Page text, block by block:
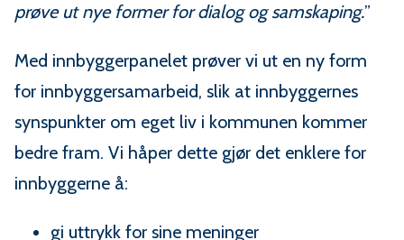
prøve ut nye former for dialog og samskaping.”
Med innbyggerpanelet prøver vi ut en ny form
for innbyggersamarbeid, slik at innbyggernes
synspunkter om eget liv i kommunen kommer
bedre fram. Vi håper dette gjør det enklere for
innbyggerne å:
gi uttrykk for sine meninger